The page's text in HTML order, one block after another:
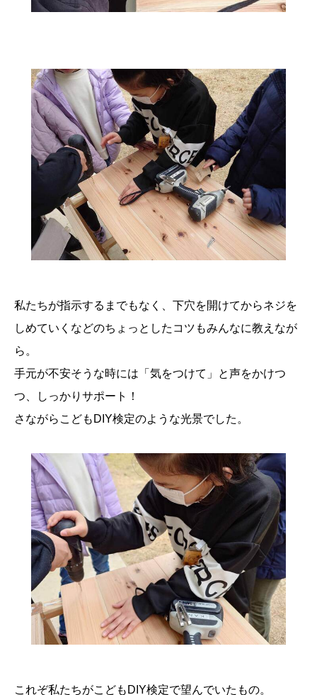
私たちが指示するまでもなく、下穴を開けてからネジを
しめていくなどのちょっとしたコツもみんなに教えなが
ら。
手元が不安そうな時には「気をつけて」と声をかけつ
つ、しっかりサポート！
さながらこどもDIY検定のような光景でした。
これぞ私たちがこどもDIY検定で望んでいたもの。